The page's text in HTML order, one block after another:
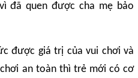
đã quen được cha mẹ bảo
được giá trị của vui chơi và
an toàn thì trẻ mới có cơ